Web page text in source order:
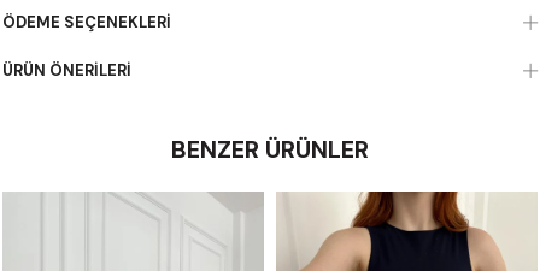
ÖDEME SEÇENEKLERI
ÜRÜN ÖNERILERI
BENZER ÜRÜNLER